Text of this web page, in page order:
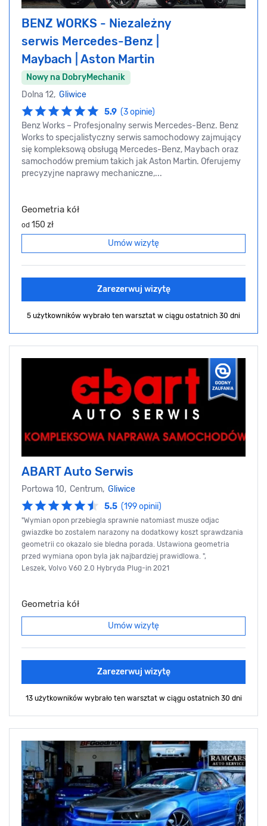
BENZ WORKS - Niezależny
serwis Mercedes-Benz |
Maybach | Aston Martin
Nowy na DobryMechanik
Dolna 12, Gliwice
5.9 (3 opinie)
Benz Works – Profesjonalny serwis Mercedes-Benz. Benz
Works to specjalistyczny serwis samochodowy zajmujący
się kompleksową obsługą Mercedes-Benz, Maybach oraz
samochodów premium takich jak Aston Martin. Oferujemy
precyzyjne naprawy mechaniczne,...
Geometria kół
od 150 zł
Umów wizytę
Zarezerwuj wizytę
5 użytkowników wybrało ten warsztat w ciągu ostatnich 30 dni
ABART Auto Serwis
Portowa 10, Centrum, Gliwice
5.5 (199 opinii)
"Wymian opon przebiegla sprawnie natomiast musze odjac
gwiazdke bo zostalem narazony na dodatkowy koszt sprawdzania
geometrii co okazalo sie bledna porada. Ustawiona geometria
przed wymiana opon byla jak najbardziej prawidlowa. ",
Leszek, Volvo V60 2.0 Hybryda Plug-in 2021
Geometria kół
Umów wizytę
Zarezerwuj wizytę
13 użytkowników wybrało ten warsztat w ciągu ostatnich 30 dni